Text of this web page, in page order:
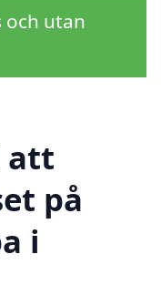
och utan
att
på
i